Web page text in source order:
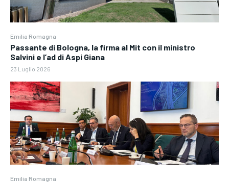
Emilia Romagna
Passante di Bologna, la firma al Mit con il ministro
Salvini e l’ad di Aspi Giana
23 Luglio 2026
Emilia Romagna